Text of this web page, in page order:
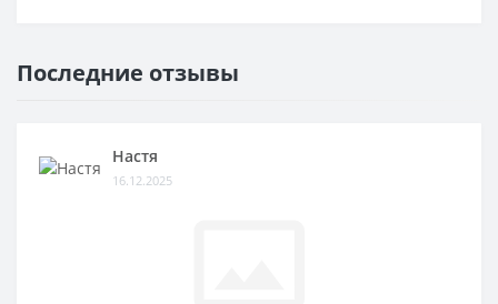
Последние отзывы
Настя
16.12.2025